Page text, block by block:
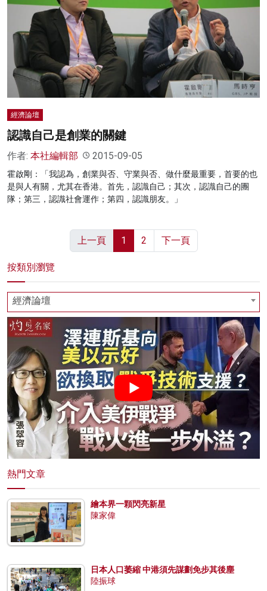
經濟論壇
認識自己是創業的關鍵
作者: 本社編輯部 2015-09-05
霍啟剛：「我認為，創業與否、守業與否、做什麼最重要，首要的也
是與人有關，尤其在香港。首先，認識自己；其次，認識自己的團
隊；第三，認識社會運作；第四，認識朋友。」
上一頁 1 2 下一頁
按類別瀏覽
經濟論壇
熱門文章
繪本界一顆閃亮新星
陳家偉
日本人口萎縮 中港須先謀劃免步其後塵
陸振球